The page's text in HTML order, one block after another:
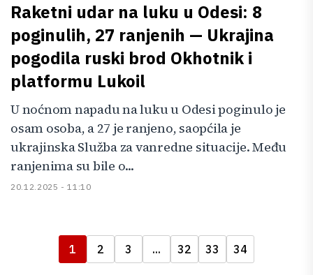
Raketni udar na luku u Odesi: 8
poginulih, 27 ranjenih — Ukrajina
pogodila ruski brod Okhotnik i
platformu Lukoil
U noćnom napadu na luku u Odesi poginulo je
osam osoba, a 27 je ranjeno, saopćila je
ukrajinska Služba za vanredne situacije. Među
ranjenima su bile o...
20.12.2025 - 11:10
1 2 3 ... 32 33 34